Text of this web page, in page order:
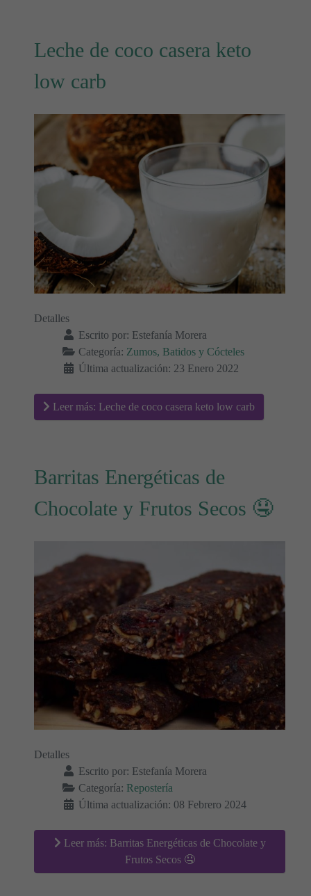
Leche de coco casera keto
low carb
Detalles
Escrito por: Estefanía Morera
Categoría: Zumos, Batidos y Cócteles
Última actualización: 23 Enero 2022
Leer más: Leche de coco casera keto low carb
Barritas Energéticas de
Chocolate y Frutos Secos 🤤
Detalles
Escrito por: Estefanía Morera
Categoría: Repostería
Última actualización: 08 Febrero 2024
Leer más: Barritas Energéticas de Chocolate y
Frutos Secos 🤤